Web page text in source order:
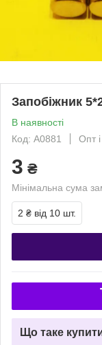
Запобіжник
В наявності
Код: A0881
Опт
3 ₴
Мінімальна сума
2 ₴ від 10 шт.
Що таке